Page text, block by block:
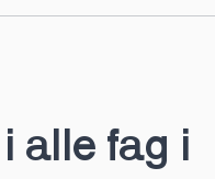
alle fag i